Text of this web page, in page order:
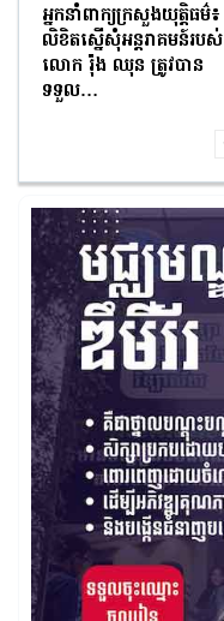
អ្នកនាំពាក្យក្រសួងយុត្តិធម៌៖
លិខិតស្នើសុំអន្តរាគមន៍របស់
លោក រ៉ុង ឈុន ត្រូវបាន
ទទួល…